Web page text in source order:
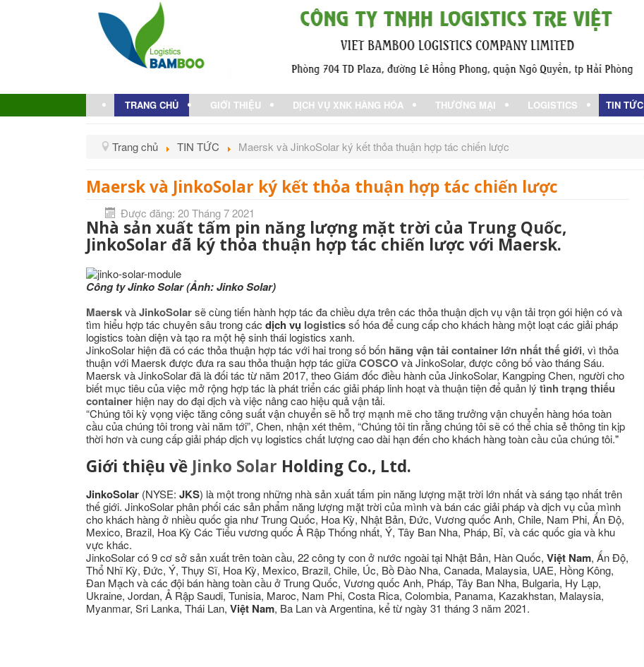
TRANG CHỦ GIỚI THIỆU DỊCH VỤ XNK HÀNG HÓA THƯƠNG MẠI LOGISTICS TIN TỨC
Trang chủ TIN TỨC Maersk và JinkoSolar ký kết thỏa thuận hợp tác chiến lược
Maersk và JinkoSolar ký kết thỏa thuận hợp tác chiến lược
Được đăng: 20 Tháng 7 2021
Nhà sản xuất tấm pin năng lượng mặt trời của Trung Quốc,
JinkoSolar đã ký thỏa thuận hợp tác chiến lược với Maersk.
Công ty Jinko Solar (Ảnh: Jinko Solar)
MaerskvàJinkoSolarsẽ cùng tiến hành hợp tác đa chiều dựa trên các thỏa thuận dịch vụ vận tải trọn gói hiện có và
tìm hiểu hợp tác chuyên sâu trong các dịch vụ logisticssố hóa để cung cấp cho khách hàng một loạt các giải pháp
logistics toàn diện và tạo ra một hệ sinh thái logistics xanh.
JinkoSolar hiện đã có các thỏa thuận hợp tác với hai trong số bốn hãng vận tải container lớn nhất thế giới, vì thỏa
thuận với Maersk được đưa ra sau thỏa thuận hợp tác giữaCOSCO và JinkoSolar, được công bố vào tháng Sáu.
Maersk và JinkoSolar đã là đối tác từ năm 2017, theo Giám đốc điều hành của JinkoSolar, Kangping Chen, người cho
biết mục tiêu của việc mở rộng hợp tác là phát triển các giải pháp linh hoạt và thuận tiện để quản lý tình trạng thiếu
container hiện nay do đại dịch và việc nâng cao hiệu quả vận tải.
“Chúng tôi kỳ vọng việc tăng công suất vận chuyển sẽ hỗ trợ mạnh mẽ cho tăng trưởng vận chuyển hàng hóa toàn
cầu của chúng tôi trong vài năm tới”, Chen, nhận xét thêm, “Chúng tôi tin rằng chúng tôi sẽ có thể chia sẻ thông tin kịp
thời hơn và cung cấp giải pháp dịch vụ logistics chất lượng cao dài hạn đến cho khách hàng toàn cầu của chúng tôi."
Giới thiệu về Jinko Solar Holding Co., Ltd.
JinkoSolar (NYSE: JKS) là một trong những nhà sản xuất tấm pin năng lượng mặt trời lớn nhất và sáng tạo nhất trên
thế giới. JinkoSolar phân phối các sản phẩm năng lượng mặt trời của mình và bán các giải pháp và dịch vụ của mình
cho khách hàng ở nhiều quốc gia như Trung Quốc, Hoa Kỳ, Nhật Bản, Đức, Vương quốc Anh, Chile, Nam Phi, Ấn Độ,
Mexico, Brazil, Hoa Kỳ Các Tiểu vương quốc Ả Rập Thống nhất, Ý, Tây Ban Nha, Pháp, Bỉ, và các quốc gia và khu
vực khác.
JinkoSolar có 9 cơ sở sản xuất trên toàn cầu, 22 công ty con ở nước ngoài tại Nhật Bản, Hàn Quốc, Việt Nam, Ấn Độ,
Thổ Nhĩ Kỳ, Đức, Ý, Thụy Sĩ, Hoa Kỳ, Mexico, Brazil, Chile, Úc, Bồ Đào Nha, Canada, Malaysia, UAE, Hồng Kông,
Đan Mạch và các đội bán hàng toàn cầu ở Trung Quốc, Vương quốc Anh, Pháp, Tây Ban Nha, Bulgaria, Hy Lạp,
Ukraine, Jordan, Ả Rập Saudi, Tunisia, Maroc, Nam Phi, Costa Rica, Colombia, Panama, Kazakhstan, Malaysia,
Myanmar, Sri Lanka, Thái Lan, Việt Nam, Ba Lan và Argentina, kể từ ngày 31 tháng 3 năm 2021.